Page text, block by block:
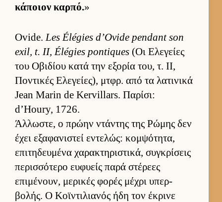
κάποιον καρ­πό.»
Ovide. Les Élégies d’Ovide pendant son
exil, t. II, Élégies pontiques (Οι Ελεγείες
του Οβιδίου κατά την εξορία του, τ. ΙΙ,
Ποντικές Ελεγεί­ες), μτ­φρ. από τα λατινικά
Jean Marin de Kervillars. Παρίσι:
d’Houry, 1726.
Άλ­λωστε, ο πρώην ντάντης της Ρώμης δεν
έχει εξαφανιστεί εντελώς: κομ­ψότητα,
επιτηδευ­μένα χαρακτηριστικά, συγκρίσεις
περισ­σότερο ευ­φυείς παρά στέρεες
επιμένουν, μερικές φορές μέχρι υπερ­
βολής. Ο Κοϊντιλια­νός ήδη τον έκρινε